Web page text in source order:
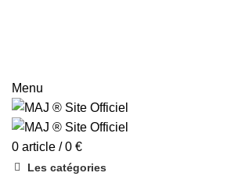
Menu
0 article / 0 €
Les catégories